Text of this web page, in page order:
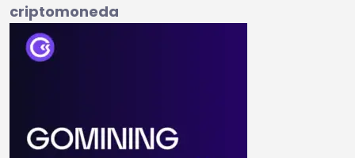
criptomoneda